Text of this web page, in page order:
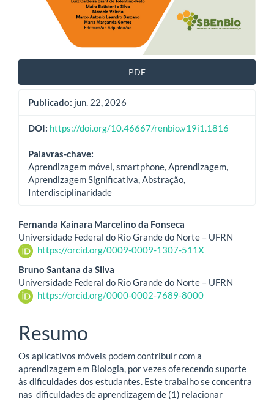
PDF
Publicado: jun. 22, 2026
DOI: https://doi.org/10.46667/renbio.v19i1.1816
Palavras-chave:
Aprendizagem móvel, smartphone, Aprendizagem,
Aprendizagem Significativa, Abstração,
Interdisciplinaridade
Conteúdo
do
artigo
principal
Fernanda Kainara Marcelino da Fonseca
Universidade Federal do Rio Grande do Norte – UFRN
https://orcid.org/0009-0009-1307-511X
Bruno Santana da Silva
Universidade Federal do Rio Grande do Norte – UFRN
https://orcid.org/0000-0002-7689-8000
Resumo
Os aplicativos móveis podem contribuir com a
aprendizagem em Biologia, por vezes oferecendo suporte
às dificuldades dos estudantes. Este trabalho se concentra
nas dificuldades de aprendizagem de (1) relacionar